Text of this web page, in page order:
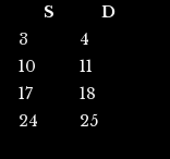
S
D
3
4
10
11
17
18
24
25